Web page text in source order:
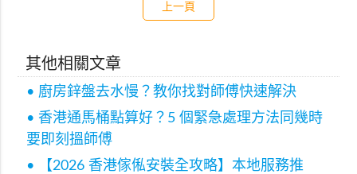
上一頁
其他相關文章
• 廚房鋅盤去水慢？教你找對師傅快速解決
• 香港通馬桶點算好？5 個緊急處理方法同幾時
要即刻搵師傅
• 【2026 香港傢俬安裝全攻略】本地服務推